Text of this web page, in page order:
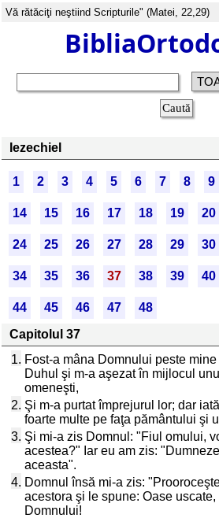
Vă rătăciţi neştiind Scripturile" (Matei, 22,29)
Iezechiel
1 2 3 4 5 6 7 8 9
14 15 16 17 18 19 20
24 25 26 27 28 29 30
34 35 36 37 38 39 40
44 45 46 47
48
Capitolul 37
1. Fost-a mâna Domnului peste
Duhul şi m-a aşezat în mijlocul
omeneşti,
2. Şi m-a purtat împrejurul lor; dar
foarte multe pe faţa pământului şi
3. Şi mi-a zis Domnul: "Fiul omului,
acestea?" Iar eu am zis:
aceasta".
4. Domnul însă mi-a zis:
acestora şi le spune: Oase uscate,
Domnului!